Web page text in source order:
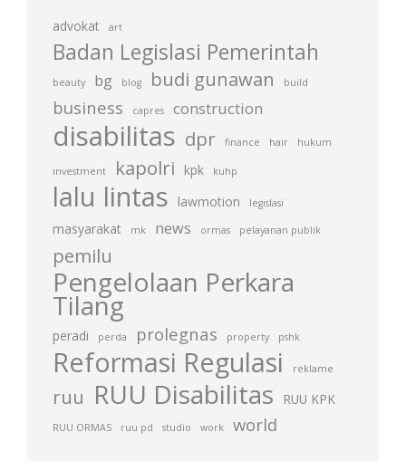
advokat art
Badan Legislasi Pemerintah
beauty bg blog budi gunawan build
business capres construction
disabilitas dpr finance hair hukum
investment kapolri kpk kuhp
lalu lintas lawmotion legislasi
masyarakat mk news ormas pelayanan publik
pemilu
Pengelolaan Perkara
Tilang
peradi perda prolegnas property pshk
Reformasi Regulasi reklame
ruu RUU Disabilitas RUU KPK
RUU ORMAS ruu pd studio work world